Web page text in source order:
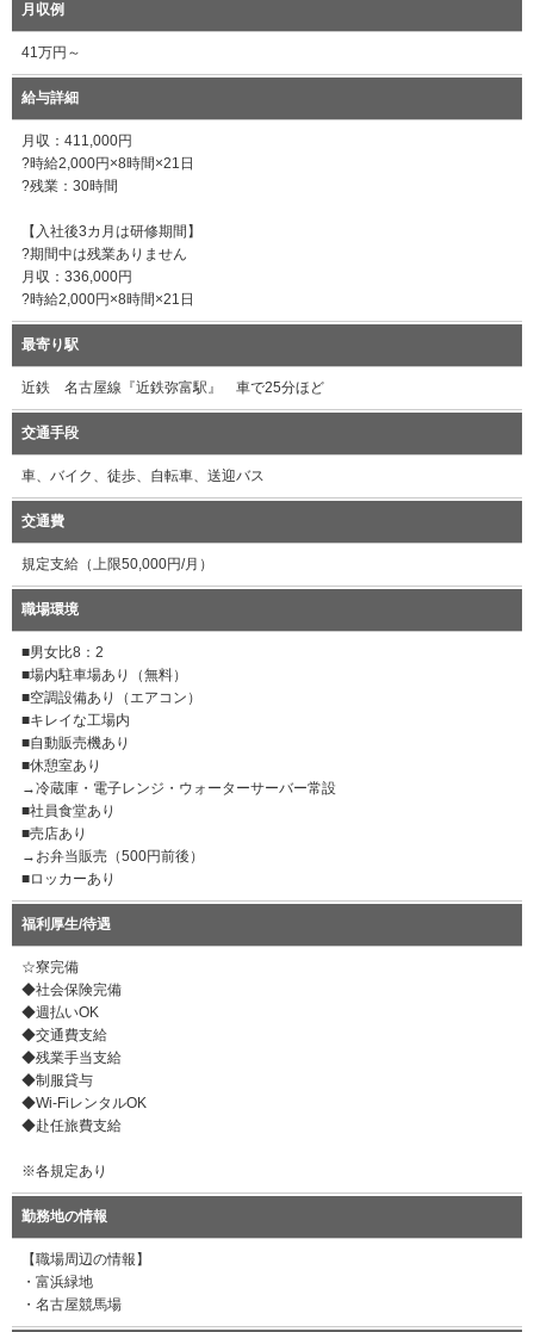
月収例
41万円～
給与詳細
月収：411,000円
?時給2,000円×8時間×21日
?残業：30時間
【入社後3カ月は研修期間】
?期間中は残業ありません
月収：336,000円
?時給2,000円×8時間×21日
最寄り駅
近鉄 名古屋線『近鉄弥富駅』 車で25分ほど
交通手段
車、バイク、徒歩、自転車、送迎バス
交通費
規定支給（上限50,000円/月）
職場環境
■男女比8：2
■場内駐車場あり（無料）
■空調設備あり（エアコン）
■キレイな工場内
■自動販売機あり
■休憩室あり
→冷蔵庫・電子レンジ・ウォーターサーバー常設
■社員食堂あり
■売店あり
→お弁当販売（500円前後）
■ロッカーあり
福利厚生/待遇
☆寮完備
◆社会保険完備
◆週払いOK
◆交通費支給
◆残業手当支給
◆制服貸与
◆Wi-FiレンタルOK
◆赴任旅費支給
※各規定あり
勤務地の情報
【職場周辺の情報】
・富浜緑地
・名古屋競馬場